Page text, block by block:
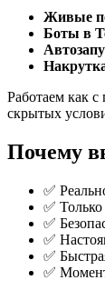
Живые
Боты в
Работаем как
скрытых
Почему
✅
✅
✅
✅
✅
✅